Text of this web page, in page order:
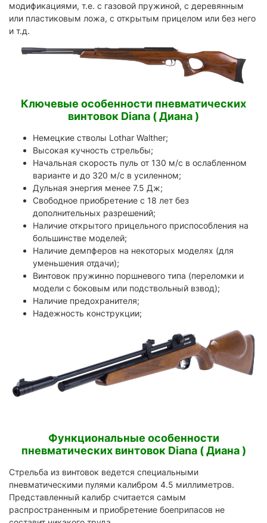
модификациями, т.е. с газовой пружиной, с деревянным
или пластиковым ложа, с открытым прицелом или без него
и т.д.
Ключевые особенности пневматических
винтовок Diana ( Диана )
Немецкие стволы Lothar Walther;
Высокая кучность стрельбы;
Начальная скорость пуль от 130 м/с в ослабленном
варианте и до 320 м/с в усиленном;
Дульная энергия менее 7.5 Дж;
Свободное приобретение с 18 лет без
дополнительных разрешений;
Наличие открытого прицельного приспособления на
большинстве моделей;
Наличие демпферов на некоторых моделях (для
уменьшения отдачи);
Винтовок пружинно поршневого типа (переломки и
модели с боковым или подствольный взвод);
Наличие предохранителя;
Надежность конструкции;
Функциональные особенности
пневматических винтовок Diana ( Диана )
Стрельба из винтовок ведется специальными
пневматическими пулями калибром 4.5 миллиметров.
Представленный калибр считается самым
распространенным и приобретение боеприпасов не